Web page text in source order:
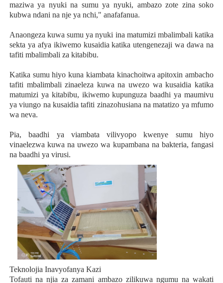
maziwa ya nyuki na sumu ya nyuki, ambazo zote zina soko
kubwa ndani na nje ya nchi," anafafanua.
Anaongeza kuwa sumu ya nyuki ina matumizi mbalimbali katika
sekta ya afya ikiwemo kusaidia katika utengenezaji wa dawa na
tafiti mbalimbali za kitabibu.
Katika sumu hiyo kuna kiambata kinachoitwa apitoxin ambacho
tafiti mbalimbali zinaeleza kuwa na uwezo wa kusaidia katika
matumizi ya kitabibu, ikiwemo kupunguza baadhi ya maumivu
ya viungo na kusaidia tafiti zinazohusiana na matatizo ya mfumo
wa neva.
Pia, baadhi ya viambata vilivyopo kwenye sumu hiyo
vinaelezwa kuwa na uwezo wa kupambana na bakteria, fangasi
na baadhi ya virusi.
Teknolojia Inavyofanya Kazi
Tofauti na njia za zamani ambazo zilikuwa ngumu na wakati